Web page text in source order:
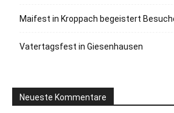
Maifest in Kroppach begeistert
Vatertagsfest in Giesenhausen
Neueste Kommentare